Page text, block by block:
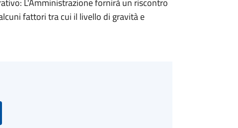
L'Amministrazione fornirà un riscontro
fattori tra cui il livello di gravità e